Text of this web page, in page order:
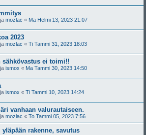
mozlac « Ma Helmi 13, 2023 21:07
2023
mozlac « Ti Tammi 31, 2023 18:03
sähkövastus ei toimi!!
ismox « Ma Tammi 30, 2023 14:50
ismox « Ti Tammi 10, 2023 14:24
vanhaan valurautaiseen.
mozlac « To Tammi 05, 2023 7:56
yläpään rakenne, savutus